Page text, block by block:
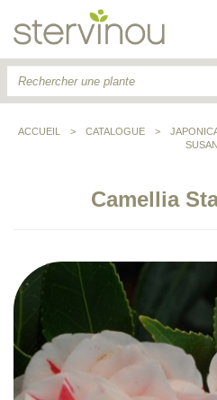
ACCUEIL > CATALOGUE >
SUSAN
Camellia